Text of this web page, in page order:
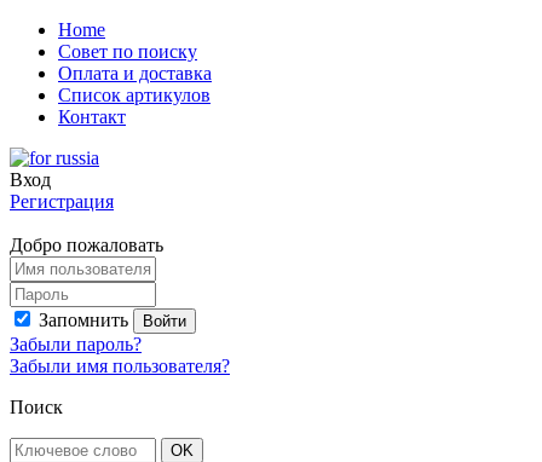
Home
Совет по поиску
Оплата и доставка
Список артикулов
Контакт
Вход
Регистрация
Добро пожаловать
Запомнить
Забыли пароль?
Забыли имя пользователя?
Поиск